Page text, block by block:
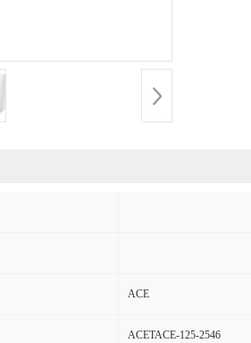
ACE
ACETACE-125-2546